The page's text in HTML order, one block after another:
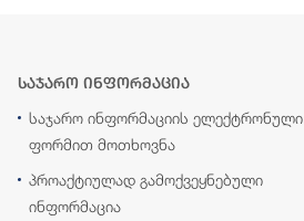
საჯარო ინფორმაცია
საჯარო ინფორმაციის ელექტრონული
ფორმით მოთხოვნა
პროაქტიულად გამოქვეყნებული
ინფორმაცია